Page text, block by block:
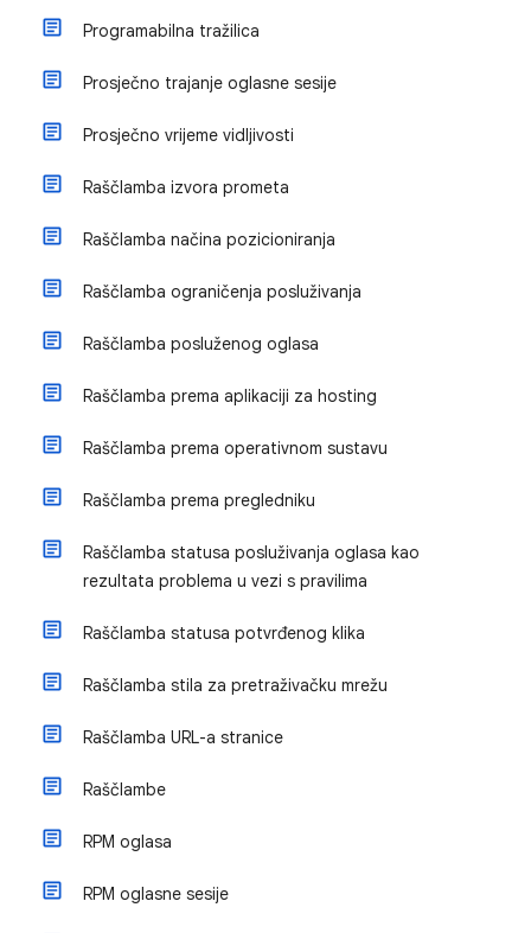
Programabilna tražilica
Prosječno trajanje oglasne sesije
Prosječno vrijeme vidljivosti
Raščlamba izvora prometa
Raščlamba načina pozicioniranja
Raščlamba ograničenja posluživanja
Raščlamba posluženog oglasa
Raščlamba prema aplikaciji za hosting
Raščlamba prema operativnom sustavu
Raščlamba prema pregledniku
Raščlamba statusa posluživanja oglasa kao
rezultata problema u vezi s pravilima
Raščlamba statusa potvrđenog klika
Raščlamba stila za pretraživačku mrežu
Raščlamba URL-a stranice
Raščlambe
RPM oglasa
RPM oglasne sesije